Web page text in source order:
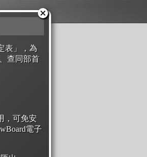
表」，為
查同部首
，可免安
電子